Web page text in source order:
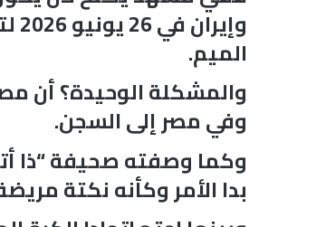
الميم.
والمشكلة الوحيدة؟ أن
وفي مصر إلى السجن.
بدا الأمر وكأنه نكتة